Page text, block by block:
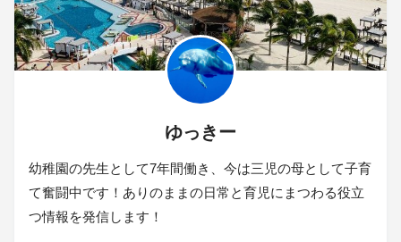
ゆっきー
幼稚園の先生として7年間働き、今は三児の母として子育
て奮闘中です！ありのままの日常と育児にまつわる役立
つ情報を発信します！